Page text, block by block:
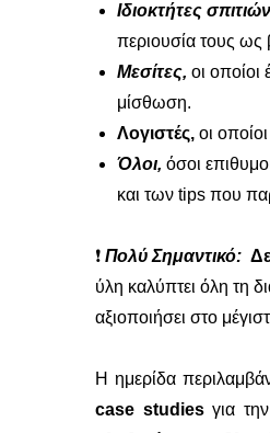
Ιδιοκτήτες
περιουσία τους
Μεσίτες, οι
μίσθωση.
Λογιστές, οι
Όλοι, όσοι
και των tips που
❗ Πολύ Σημαντικό:
ύλη καλύπτει όλη τη
αξιοποιήσει στο
Η ημερίδα
case studiesγια